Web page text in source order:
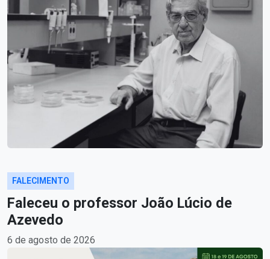
FALECIMENTO
Faleceu o professor João Lúcio de
Azevedo
6 de agosto de 2026